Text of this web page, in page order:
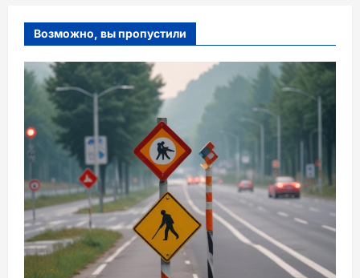
Возможно, вы пропустили